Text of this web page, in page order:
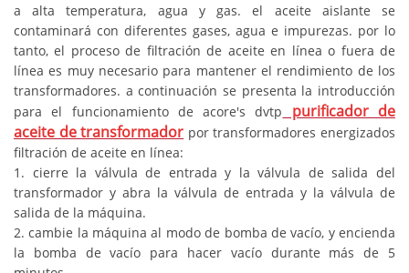
a alta temperatura, agua y gas. el aceite aislante se
contaminará con diferentes gases, agua e impurezas. por lo
tanto, el proceso de filtración de aceite en línea o fuera de
línea es muynecesario para mantener el rendimiento de los
transformadores. a continuación se presenta la introducción
para el funcionamiento de acore's dvtp
purificador de
aceite de transformador portransformadores energizados
filtración de aceite en línea:
1. cierre la válvula de entrada y la válvula de salida del
transformador y abra la válvula de entrada y la válvula de
salida de la máquina.
2. cambie la máquina al modo de bomba de vacío, y encienda
la bomba de vacío para hacer vacío durante más de 5